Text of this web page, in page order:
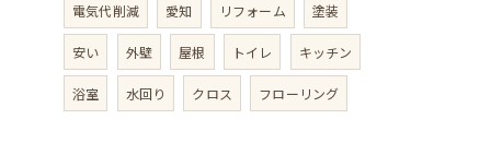
電気代削減 愛知 リフォーム 塗装
安い 外壁 屋根 トイレ キッチン
浴室 水回り クロス フローリング